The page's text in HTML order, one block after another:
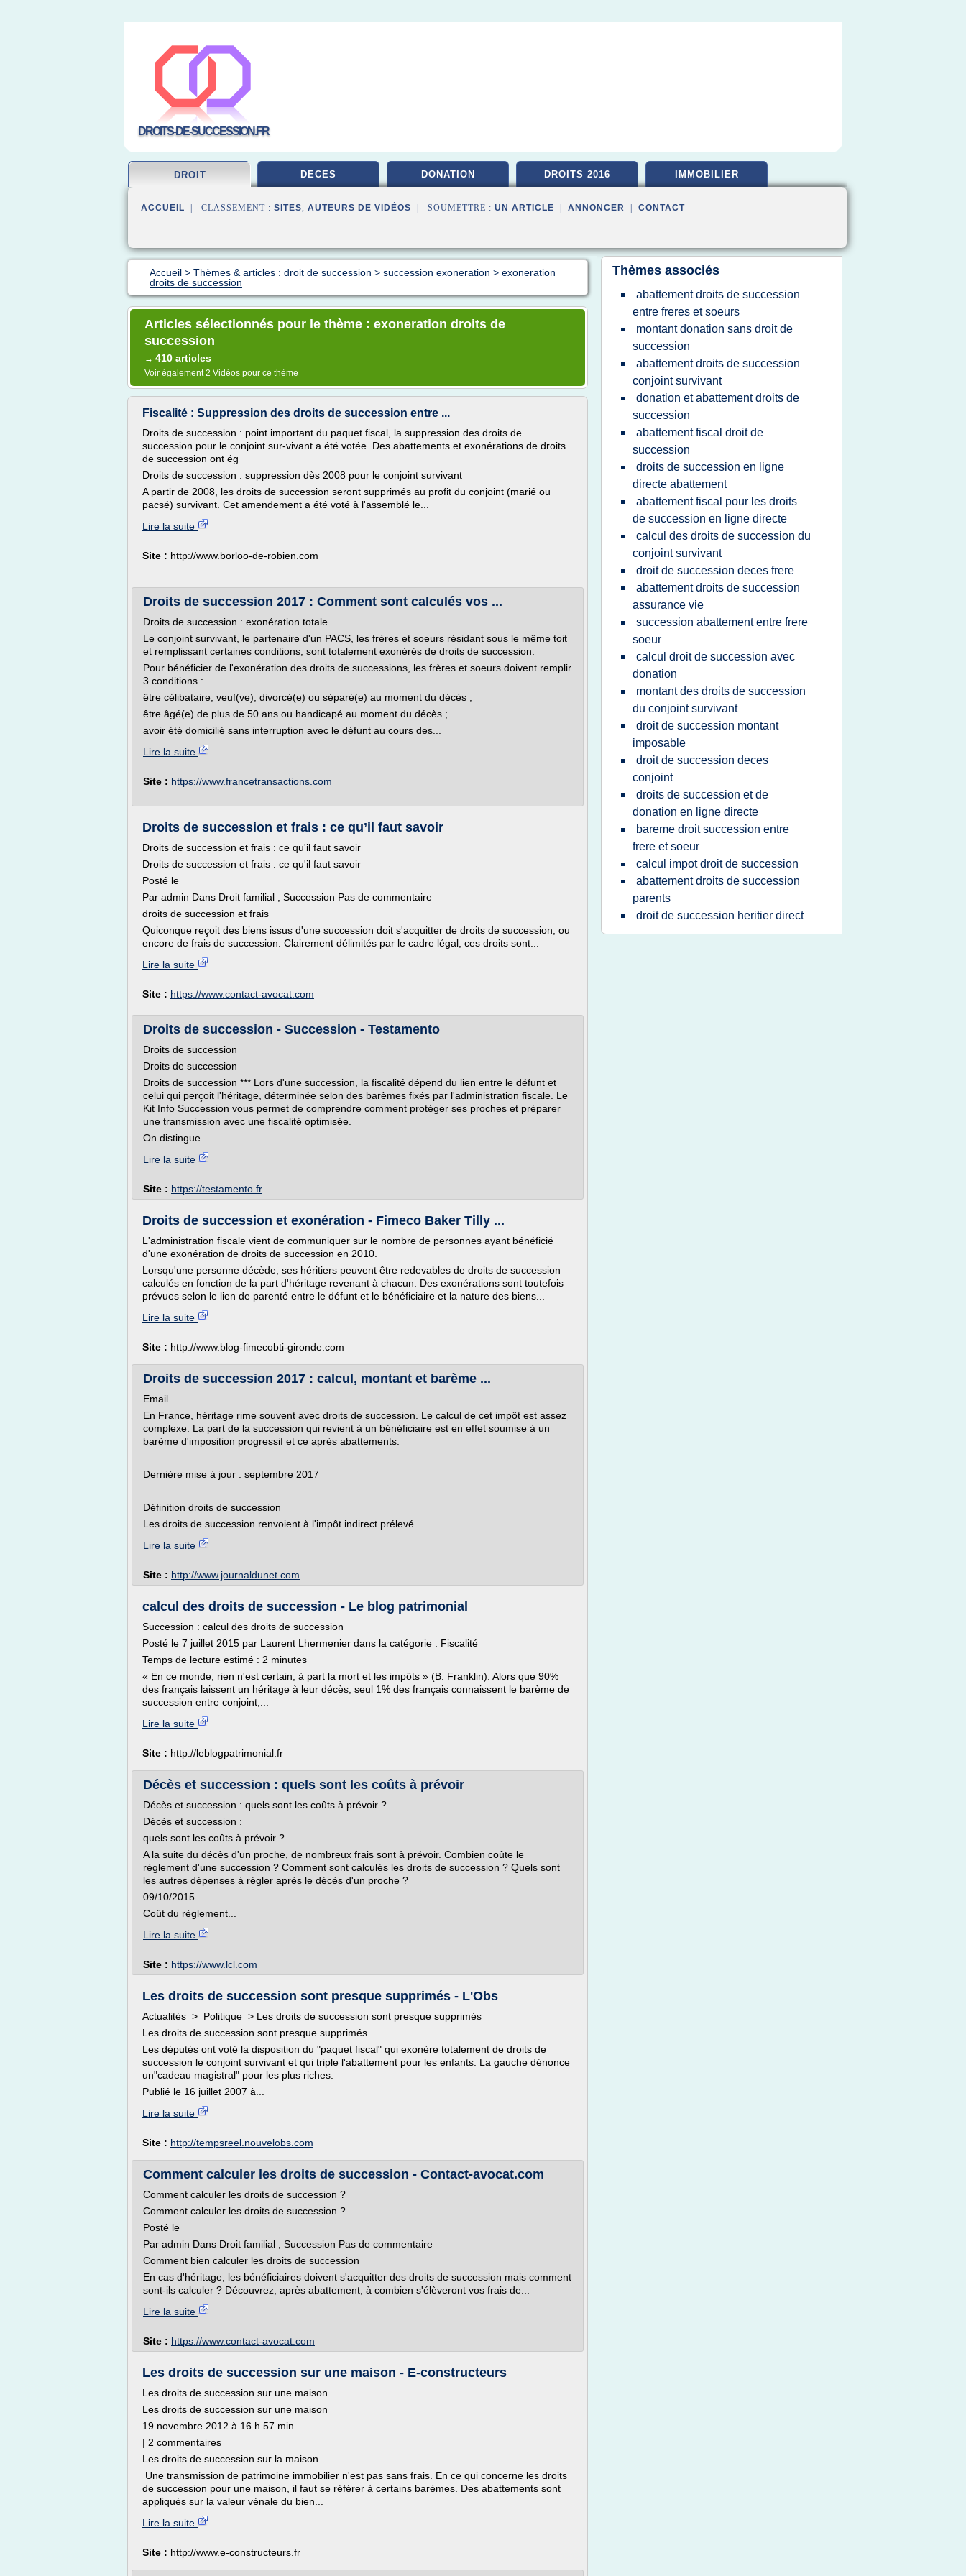
DROITS-DE-SUCCESSION.FR
DROIT DECES DONATION DROITS 2016 IMMOBILIER
ACCUEIL | CLASSEMENT : SITES, AUTEURS DE VIDÉOS | SOUMETTRE : UN ARTICLE ANNONCER CONTACT
Accueil > Thèmes & articles : droit de succession > succession exoneration > exoneration
droits de succession
Articles sélectionnés pour le thème : exoneration droits de
succession
→ 410 articles
Voir également2 Vidéos pour ce thème
Fiscalité : Suppression des droits de succession entre ...
Droits de succession : point important du paquet fiscal, la suppression des droits de
succession pour le conjoint sur-vivant a été votée. Des abattements et exonérations de droits
de succession ont ég
Droits de succession : suppression dès 2008 pour le conjoint survivant
A partir de 2008, les droits de succession seront supprimés au profit du conjoint (marié ou
pacsé) survivant. Cet amendement a été voté à l'assemblé le...
Lire la suite
Site : http://www.borloo-de-robien.com
Droits de succession 2017 : Comment sont calculés vos ...
Droits de succession : exonération totale
Le conjoint survivant, le partenaire d'un PACS, les frères et soeurs résidant sous le même toit
et remplissant certaines conditions, sont totalement exonérés de droits de succession.
Pour bénéficier de l'exonération des droits de successions, les frères et soeurs doivent remplir
3 conditions :
être célibataire, veuf(ve), divorcé(e) ou séparé(e) au moment du décès ;
être âgé(e) de plus de 50 ans ou handicapé au moment du décès ;
avoir été domicilié sans interruption avec le défunt au cours des...
Lire la suite
Site : https://www.francetransactions.com
Droits de succession et frais : ce qu’il faut savoir
Droits de succession et frais : ce qu'il faut savoir
Droits de succession et frais : ce qu'il faut savoir
Posté le
Par admin Dans Droit familial , Succession Pas de commentaire
droits de succession et frais
Quiconque reçoit des biens issus d'une succession doit s'acquitter de droits de succession, ou
encore de frais de succession. Clairement délimités par le cadre légal, ces droits sont...
Lire la suite
Site : https://www.contact-avocat.com
Droits de succession - Succession - Testamento
Droits de succession
Droits de succession
Droits de succession *** Lors d'une succession, la fiscalité dépend du lien entre le défunt et
celui qui perçoit l'héritage, déterminée selon des barèmes fixés par l'administration fiscale. Le
Kit Info Succession vous permet de comprendre comment protéger ses proches et préparer
une transmission avec une fiscalité optimisée.
On distingue...
Lire la suite
Site : https://testamento.fr
Droits de succession et exonération - Fimeco Baker Tilly ...
L'administration fiscale vient de communiquer sur le nombre de personnes ayant bénéficié
d'une exonération de droits de succession en 2010.
Lorsqu'une personne décède, ses héritiers peuvent être redevables de droits de succession
calculés en fonction de la part d'héritage revenant à chacun. Des exonérations sont toutefois
prévues selon le lien de parenté entre le défunt et le bénéficiaire et la nature des biens...
Lire la suite
Site : http://www.blog-fimecobti-gironde.com
Droits de succession 2017 : calcul, montant et barème ...
Email
En France, héritage rime souvent avec droits de succession. Le calcul de cet impôt est assez
complexe. La part de la succession qui revient à un bénéficiaire est en effet soumise à un
barème d'imposition progressif et ce après abattements.
Dernière mise à jour : septembre 2017
Définition droits de succession
Les droits de succession renvoient à l'impôt indirect prélevé...
Lire la suite
Site : http://www.journaldunet.com
calcul des droits de succession - Le blog patrimonial
Succession : calcul des droits de succession
Posté le 7 juillet 2015 par Laurent Lhermenier dans la catégorie : Fiscalité
Temps de lecture estimé : 2 minutes
« En ce monde, rien n'est certain, à part la mort et les impôts » (B. Franklin). Alors que 90%
des français laissent un héritage à leur décès, seul 1% des français connaissent le barème de
succession entre conjoint,...
Lire la suite
Site : http://leblogpatrimonial.fr
Décès et succession : quels sont les coûts à prévoir
Décès et succession : quels sont les coûts à prévoir ?
Décès et succession :
quels sont les coûts à prévoir ?
A la suite du décès d'un proche, de nombreux frais sont à prévoir. Combien coûte le
règlement d'une succession ? Comment sont calculés les droits de succession ? Quels sont
les autres dépenses à régler après le décès d'un proche ?
09/10/2015
Coût du règlement...
Lire la suite
Site : https://www.lcl.com
Les droits de succession sont presque supprimés - L'Obs
Actualités > Politique > Les droits de succession sont presque supprimés
Les droits de succession sont presque supprimés
Les députés ont voté la disposition du "paquet fiscal" qui exonère totalement de droits de
succession le conjoint survivant et qui triple l'abattement pour les enfants. La gauche dénonce
un"cadeau magistral" pour les plus riches.
Publié le 16 juillet 2007 à...
Lire la suite
Site : http://tempsreel.nouvelobs.com
Comment calculer les droits de succession - Contact-avocat.com
Comment calculer les droits de succession ?
Comment calculer les droits de succession ?
Posté le
Par admin Dans Droit familial , Succession Pas de commentaire
Comment bien calculer les droits de succession
En cas d'héritage, les bénéficiaires doivent s'acquitter des droits de succession mais comment
sont-ils calculer ? Découvrez, après abattement, à combien s'élèveront vos frais de...
Lire la suite
Site : https://www.contact-avocat.com
Les droits de succession sur une maison - E-constructeurs
Les droits de succession sur une maison
Les droits de succession sur une maison
19 novembre 2012 à 16 h 57 min
| 2 commentaires
Les droits de succession sur la maison
Une transmission de patrimoine immobilier n'est pas sans frais. En ce qui concerne les droits
de succession pour une maison, il faut se référer à certains barèmes. Des abattements sont
appliqués sur la valeur vénale du bien...
Lire la suite
Site : http://www.e-constructeurs.fr
Thèmes associés
abattement droits de succession
entre freres et soeurs
montant donation sans droit de
succession
abattement droits de succession
conjoint survivant
donation et abattement droits de
succession
abattement fiscal droit de
succession
droits de succession en ligne
directe abattement
abattement fiscal pour les droits
de succession en ligne directe
calcul des droits de succession du
conjoint survivant
droit de succession deces frere
abattement droits de succession
assurance vie
succession abattement entre frere
soeur
calcul droit de succession avec
donation
montant des droits de succession
du conjoint survivant
droit de succession montant
imposable
droit de succession deces
conjoint
droits de succession et de
donation en ligne directe
bareme droit succession entre
frere et soeur
calcul impot droit de succession
abattement droits de succession
parents
droit de succession heritier direct